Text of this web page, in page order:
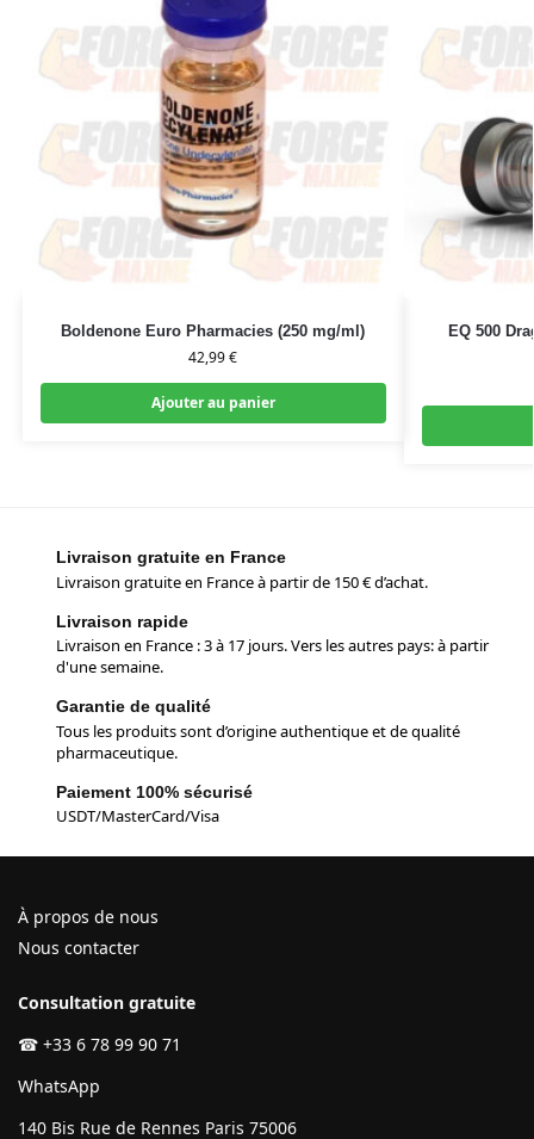
Boldenone Euro Pharmacies (250 mg/ml)
42,99€
Ajouter au panier
EQ 500
Livraison gratuite en France
Livraison gratuite en France à partir de 150 € d’achat.
Livraison rapide
Livraison en France : 3 à 17 jours. Vers les autres pays: à partir
d'une semaine.
Garantie de qualité
Tous les produits sont d’origine authentique et de qualité
pharmaceutique.
Paiement 100% sécurisé
USDT/MasterCard/Visa
À propos de nous
Nous contacter
Consultation gratuite
☎ +33 6 78 99 90 71
WhatsApp
140 Bis Rue de Rennes Paris 75006